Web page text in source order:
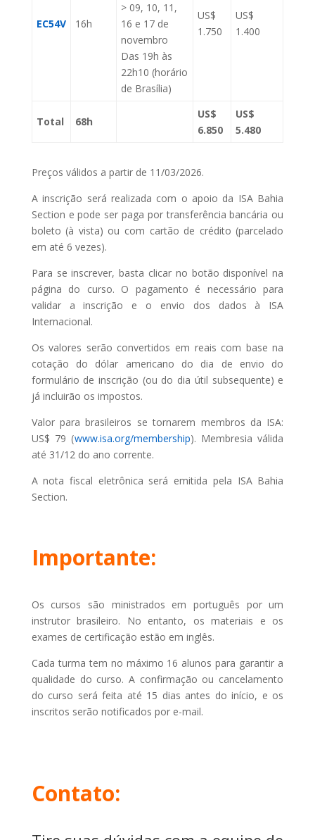
EC54V 16h
> 09, 10, 11,
16 e 17 de
novembro
Das 19h às
22h10 (horário
de Brasília)
US$
1.750
US$
1.400
Total 68h
US$
6.850
US$
5.480
Preços válidos a partir de 11/03/2026.
A inscrição será realizada com o apoio da ISA Bahia
Section e pode ser paga por transferência bancária ou
boleto (à vista) ou com cartão de crédito (parcelado
em até 6 vezes).
Para se inscrever, basta clicar no botão disponível na
página do curso. O pagamento é necessário para
validar a inscrição e o envio dos dados à ISA
Internacional.
Os valores serão convertidos em reais com base na
cotação do dólar americano do dia de envio do
formulário de inscrição (ou do dia útil subsequente) e
já incluirão os impostos.
Valor para brasileiros se tornarem membros da ISA:
US$ 79 (www.isa.org/membership). Membresia válida
até 31/12 do ano corrente.
A nota fiscal eletrônica será emitida pela ISA Bahia
Section.
Importante:
Os cursos são ministrados em português por um
instrutor brasileiro. No entanto, os materiais e os
exames de certificação estão em inglês.
Cada turma tem no máximo 16 alunos para garantir a
qualidade do curso. A confirmação ou cancelamento
do curso será feita até 15 dias antes do início, e os
inscritos serão notificados por e-mail.
Contato: